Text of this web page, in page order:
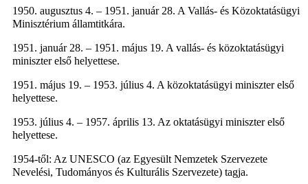
1950. augusztus 4. – 1951. január 28. A Vallás- és Közoktatásügyi
Minisztérium államtitkára.
1951. január 28. – 1951. május 19. A vallás- és közoktatásügyi
miniszter első helyettese.
1951. május 19. – 1953. július 4. A közoktatásügyi miniszter első
helyettese.
1953. július 4. – 1957. április 13. Az oktatásügyi miniszter első
helyettese.
1954-től: Az UNESCO (az Egyesült Nemzetek Szervezete
Nevelési, Tudományos és Kulturális Szervezete) tagja.